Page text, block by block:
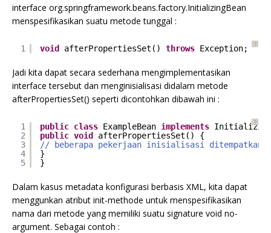
interface org.springframework.beans.factory.InitializingBean
menspesifikasikan suatu metode tunggal :
?
1 void afterPropertiesSet() throws Exception;
Jadi kita dapat secara sederhana mengimplementasikan
interface tersebut dan menginisialisasi didalam metode
afterPropertiesSet() seperti dicontohkan dibawah ini :
?
1
2
3
4
5
public class ExampleBean implements
public void
afterPropertiesSet() {
// beberapa pekerjaan inisialisasi ditempatkan
}
}
Dalam kasus metadata konfigurasi berbasis XML, kita dapat
menggunkan atribut init-methode untuk menspesifikasikan
nama dari metode yang memiliki suatu signature void no-
argument. Sebagai contoh :